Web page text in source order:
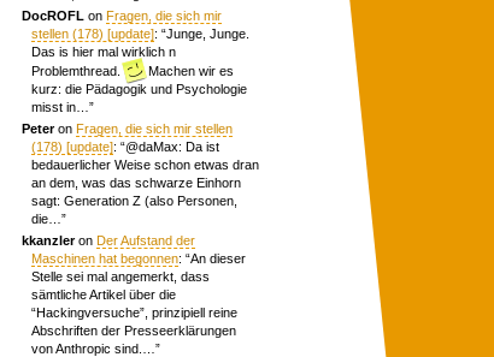
DocROFL onFragen, die sich mir
stellen (178) [update]: “Junge, Junge.
Das is hier mal wirklich n
Problemthread.
Machen wir es
kurz: die Pädagogik und Psychologie
misst in… ”
PeteronFragen, die sich mir stellen
(178) [update]: “@daMax: Da ist
bedauerlicher Weise schon etwas dran
an dem, was das schwarze Einhorn
sagt: Generation Z (also Personen,
die… ”
kkanzleronDer Aufstand der
Maschinen hat begonnen: “An dieser
Stelle sei mal angemerkt, dass
sämtliche Artikel über die
“Hackingversuche”, prinzipiell reine
Abschriften der Presseerklärungen
von Anthropic sind.… ”